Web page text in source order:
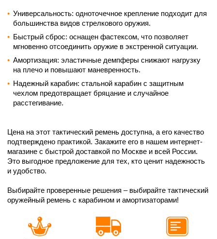
Универсальность: одноточечное крепление подходит для
большинства видов стрелкового оружия.
Быстрый сброс: оснащен фастексом, что позволяет
мгновенно отсоединить оружие в экстренной ситуации.
Амортизация: эластичные демпферы снижают нагрузку
на плечо и повышают маневренность.
Надежный карабин: стальной карабин с защитным
чехлом предотвращает бряцание и случайное
расстегивание.
Цена на этот тактический ремень доступна, а его качество
подтверждено практикой. Закажите его в нашем интернет-
магазине с быстрой доставкой по Москве и всей России.
Это выгодное предложение для тех, кто ценит надежность
и удобство.
Выбирайте проверенные решения – выбирайте тактический
оружейный ремень с карабином и амортизаторами!